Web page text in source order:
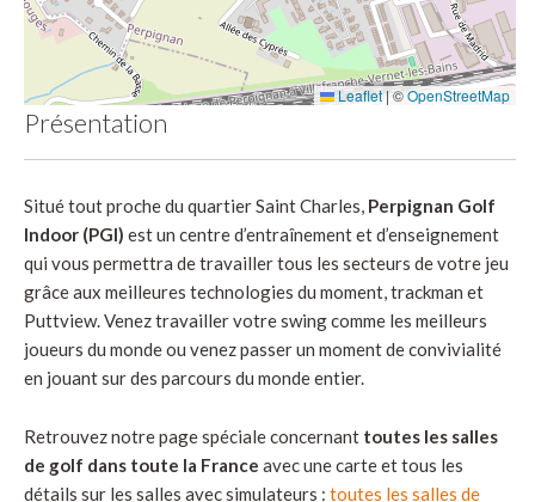
Leaflet|©OpenStreetMap
Présentation
Situé tout proche du quartier Saint Charles, Perpignan Golf
Indoor (PGI) est un centre d’entraînement et d’enseignement
qui vous permettra de travailler tous les secteurs de votre jeu
grâce aux meilleures technologies du moment, trackman et
Puttview. Venez travailler votre swing comme les meilleurs
joueurs du monde ou venez passer un moment de convivialité
en jouant sur des parcours du monde entier.
Retrouvez notre page spéciale concernant toutes les salles
de golf dans toute la France avec une carte et tous les
détails sur les salles avec simulateurs : toutes les salles de